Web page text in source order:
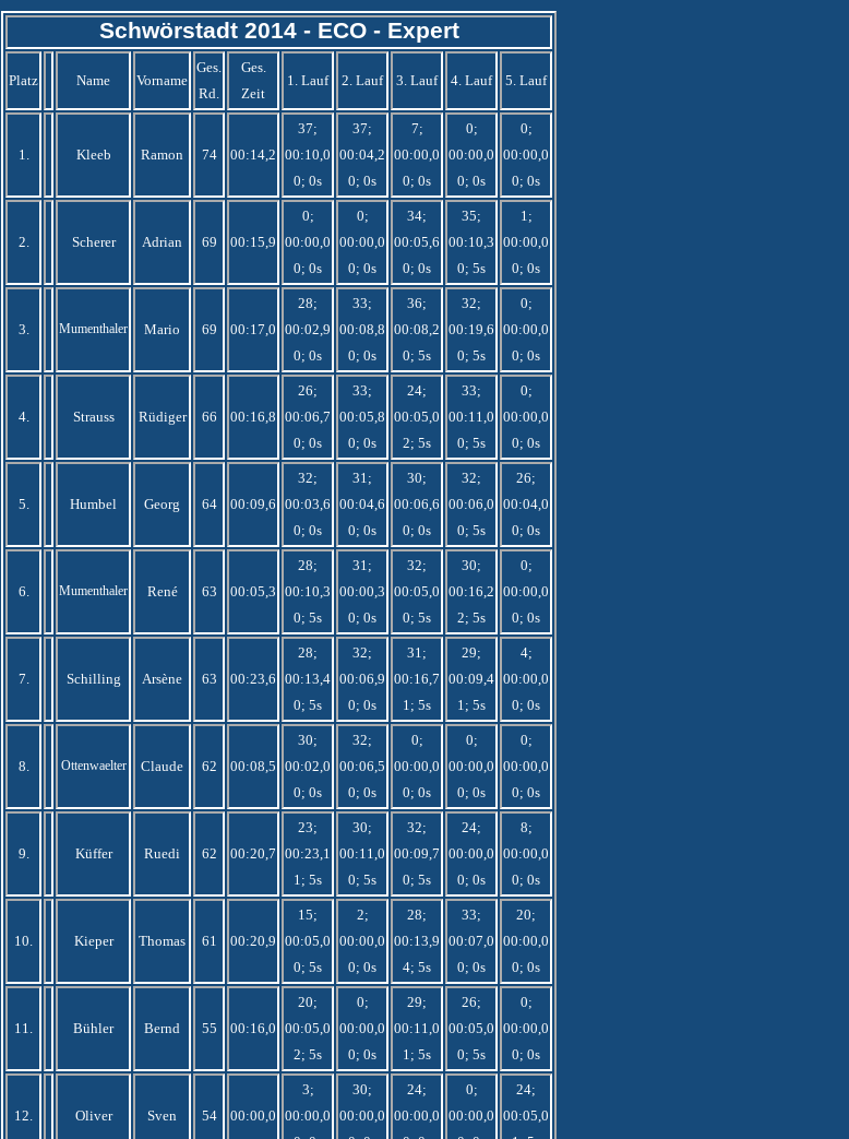
Schwörstadt 2014 - ECO - Expert
Platz Name Vorname
Ges.
Rd.
Ges.
Zeit
1. Lauf 2. Lauf 3. Lauf 4. Lauf 5. Lauf
1. Kleeb Ramon 74 00:14,2
37;
00:10,0
0; 0s
37;
00:04,2
0; 0s
7;
00:00,0
0; 0s
0;
00:00,0
0; 0s
0;
00:00,0
0; 0s
2. Scherer Adrian 69 00:15,9
0;
00:00,0
0; 0s
0;
00:00,0
0; 0s
34;
00:05,6
0; 0s
35;
00:10,3
0; 5s
1;
00:00,0
0; 0s
3. Mumenthaler Mario 69 00:17,0
28;
00:02,9
0; 0s
33;
00:08,8
0; 0s
36;
00:08,2
0; 5s
32;
00:19,6
0; 5s
0;
00:00,0
0; 0s
4. Strauss Rüdiger 66 00:16,8
26;
00:06,7
0; 0s
33;
00:05,8
0; 0s
24;
00:05,0
2; 5s
33;
00:11,0
0; 5s
0;
00:00,0
0; 0s
5. Humbel Georg 64 00:09,6
32;
00:03,6
0; 0s
31;
00:04,6
0; 0s
30;
00:06,6
0; 0s
32;
00:06,0
0; 5s
26;
00:04,0
0; 0s
6. Mumenthaler René 63 00:05,3
28;
00:10,3
0; 5s
31;
00:00,3
0; 0s
32;
00:05,0
0; 5s
30;
00:16,2
2; 5s
0;
00:00,0
0; 0s
7. Schilling Arsène 63 00:23,6
28;
00:13,4
0; 5s
32;
00:06,9
0; 0s
31;
00:16,7
1; 5s
29;
00:09,4
1; 5s
4;
00:00,0
0; 0s
8. Ottenwaelter Claude 62 00:08,5
30;
00:02,0
0; 0s
32;
00:06,5
0; 0s
0;
00:00,0
0; 0s
0;
00:00,0
0; 0s
0;
00:00,0
0; 0s
9. Küffer Ruedi 62 00:20,7
23;
00:23,1
1; 5s
30;
00:11,0
0; 5s
32;
00:09,7
0; 5s
24;
00:00,0
0; 0s
8;
00:00,0
0; 0s
10. Kieper Thomas 61 00:20,9
15;
00:05,0
0; 5s
2;
00:00,0
0; 0s
28;
00:13,9
4; 5s
33;
00:07,0
0; 0s
20;
00:00,0
0; 0s
11. Bühler Bernd 55 00:16,0
20;
00:05,0
2; 5s
0;
00:00,0
0; 0s
29;
00:11,0
1; 5s
26;
00:05,0
0; 5s
0;
00:00,0
0; 0s
12. Oliver Sven 54 00:00,0
3;
00:00,0
30;
00:00,0
24;
00:00,0
0;
00:00,0
24;
00:05,0